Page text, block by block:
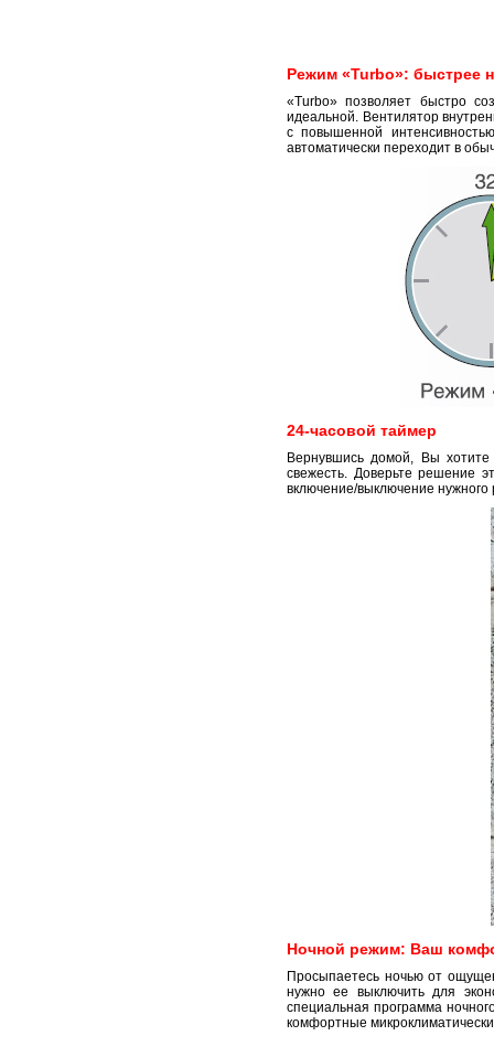
Режим «Turbo»: быстрее
«Turbo» позволяет быстро
идеальной. Вентилятор
с повышенной
автоматически переходит в
24-часовой таймер
Вернувшись домой, Вы
свежесть. Доверьте решение
включение/выключение нужного
Ночной режим: Ваш
Просыпаетесь ночью от
нужно ее выключить для
специальная программа
комфортные